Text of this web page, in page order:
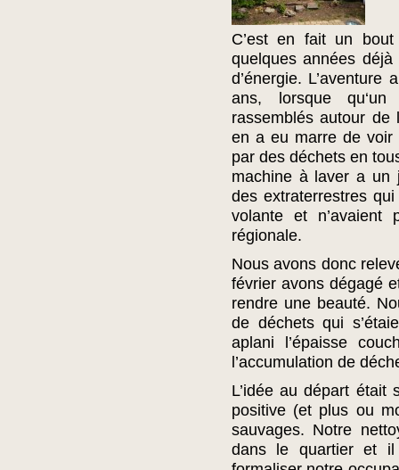
C’est en fait un
quelques années
d’énergie.
ans, lorsque qu‘un
rassemblés autour de
en a eu marre de voir
par des déchets en
machine à laver a un
des extraterrestres
volante et n’avaient
régionale.
Nous avons donc
février avons dégagé
rendre une beauté.
de déchets qui
aplani l’épaisse
l’accumulation de
L’idée au départ était
positive (et plus ou
sauvages. Notre
dans le quartier et il